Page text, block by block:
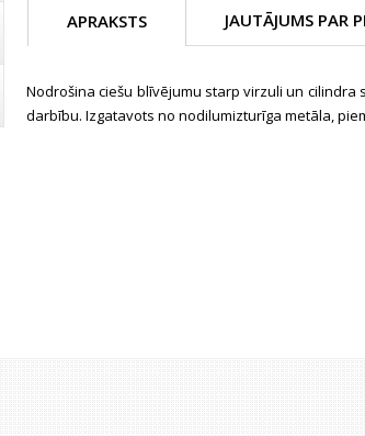
APRAKSTS JAUTĀJUMS PAR
Nodrošina ciešu blīvējumu starp virzuli un
darbību. Izgatavots no nodilumizturīga metāla,